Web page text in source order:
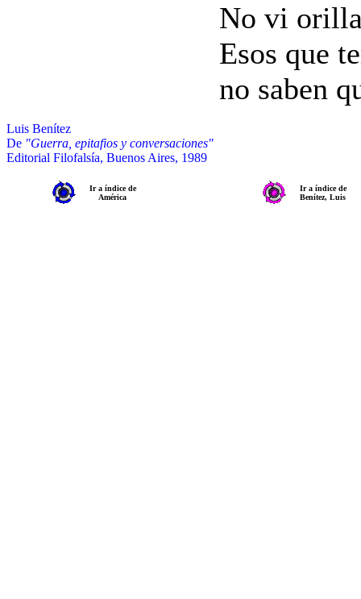
No vi
Esos que
no saben
Luis Benítez
De "Guerra, epitafios y conversaciones"
Editorial Filofalsía, Buenos Aires, 1989
Ir a índice de
América
Ir a índice de
Benítez, Luis